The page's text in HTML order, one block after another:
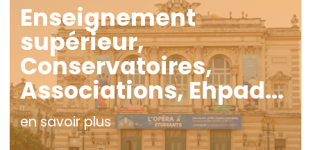
Enseignement
supérieur,
Conservatoires,
Associations, Ehpad...
en savoir plus